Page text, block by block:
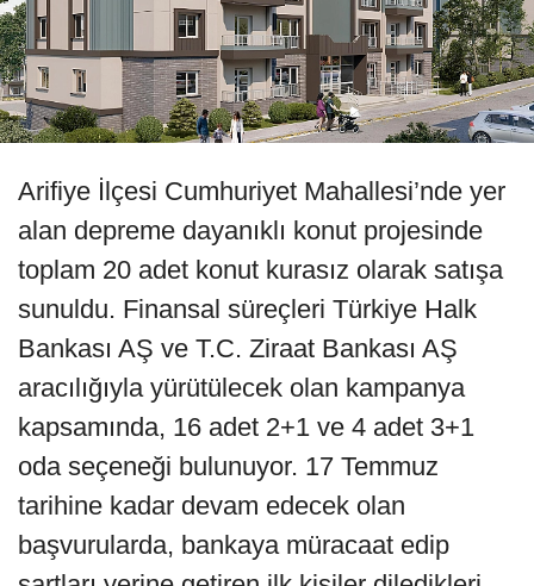
Arifiye İlçesi Cumhuriyet Mahallesi’nde yer
alan depreme dayanıklı konut projesinde
toplam 20 adet konut kurasız olarak satışa
sunuldu. Finansal süreçleri Türkiye Halk
Bankası AŞ ve T.C. Ziraat Bankası AŞ
aracılığıyla yürütülecek olan kampanya
kapsamında, 16 adet 2+1 ve 4 adet 3+1
oda seçeneği bulunuyor. 17 Temmuz
tarihine kadar devam edecek olan
başvurularda, bankaya müracaat edip